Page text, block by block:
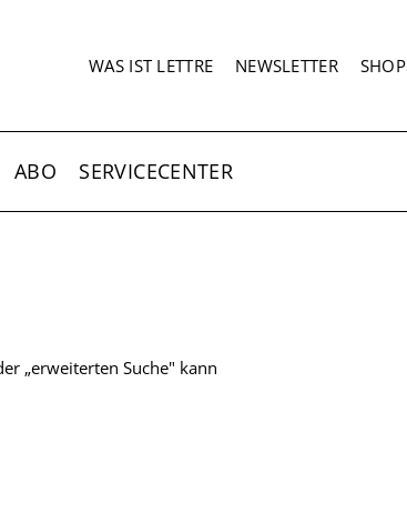
SEKUNDÄRNAVIGATION
WAS IST LETTRE NEWSLETTER SHOP
ABO SERVICECENTER
„erweiterten Suche" kann